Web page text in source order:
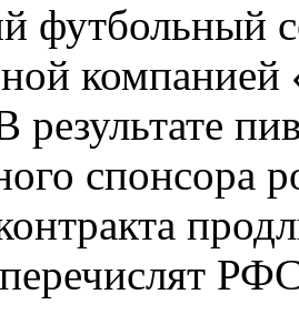
футбольный
компанией
результате
спонсора